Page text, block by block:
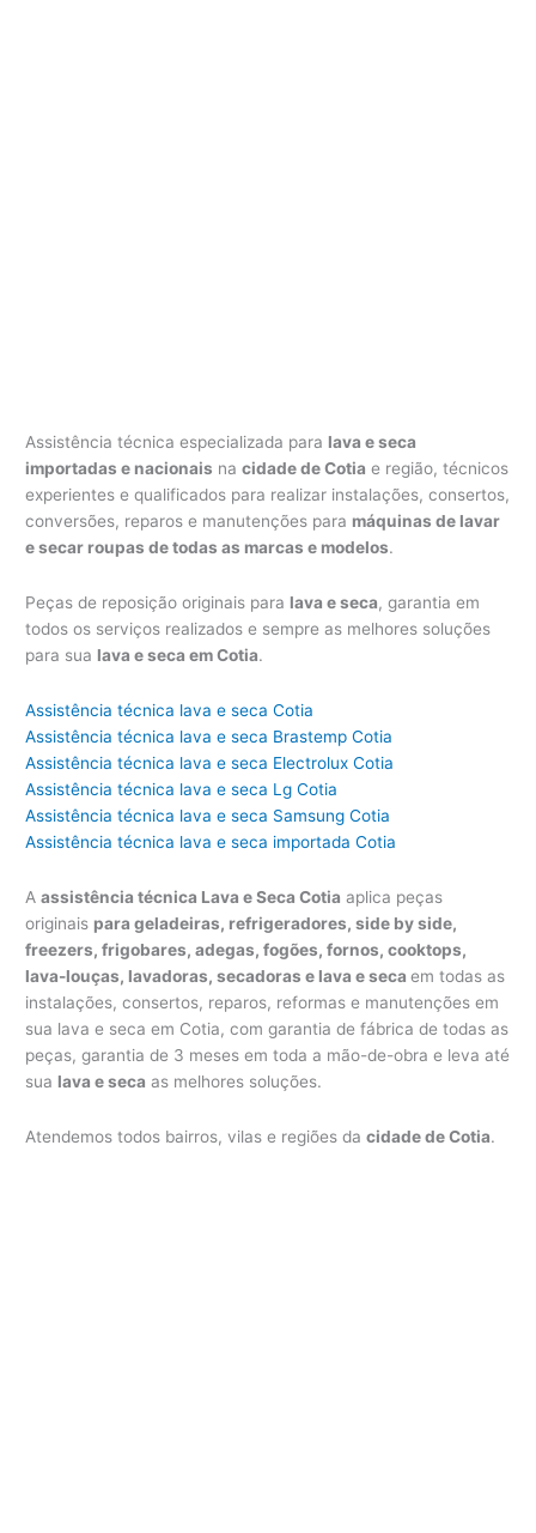
Assistência técnica especializada para lava e seca
importadas e nacionais nacidade de Cotia e região, técnicos
experientes e qualificados para realizar instalações, consertos,
conversões, reparos e manutenções para máquinas de lavar
e secar roupas de todas as marcas e modelos.
Peças de reposição originais para lava e seca, garantia em
todos os serviços realizados e sempre as melhores soluções
para sua lava e seca em Cotia.
Assistência técnica lava e seca Cotia
Assistência técnica lava e seca Brastemp Cotia
Assistência técnica lava e seca Electrolux Cotia
Assistência técnica lava e seca Lg Cotia
Assistência técnica lava e seca Samsung Cotia
Assistência técnica lava e seca importada Cotia
Aassistência técnica Lava e Seca Cotia aplica peças
originais para geladeiras, refrigeradores, side by side,
freezers, frigobares, adegas, fogões, fornos, cooktops,
lava-louças, lavadoras, secadoras e lava e secaem todas as
instalações, consertos, reparos, reformas e manutenções em
sua lava e seca em Cotia, com garantia de fábrica de todas as
peças, garantia de 3 meses em toda a mão-de-obra e leva até
sua lava e seca as melhores soluções.
Atendemos todos bairros, vilas e regiões dacidade de Cotia.